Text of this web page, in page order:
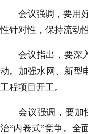
会议强调，要用
性针对性，保持流动
会议指出，要深
动。加强水网、新型
工程项目开工。
会议强调，要加
治“内卷式”竞争。全